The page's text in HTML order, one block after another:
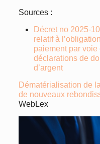
Sources :
Décret no 2025-
relatif à
paiement par
déclarations de
d’argent
Dématérialisation de
de nouveaux
WebLex